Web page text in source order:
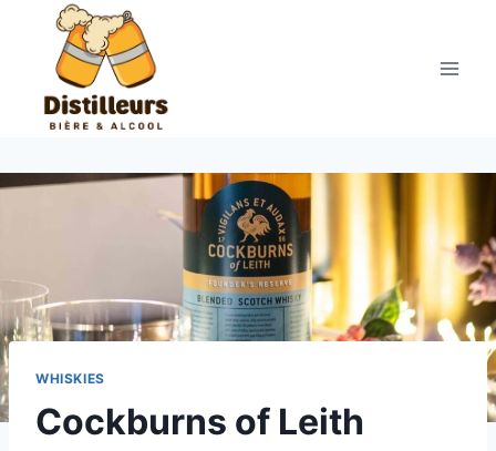
contenu
WHISKIES
Cockburns of Leith